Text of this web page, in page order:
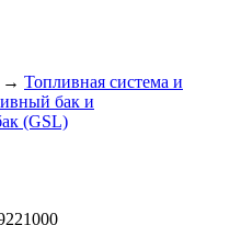
→ Топливная система и
бак и
(GSL)